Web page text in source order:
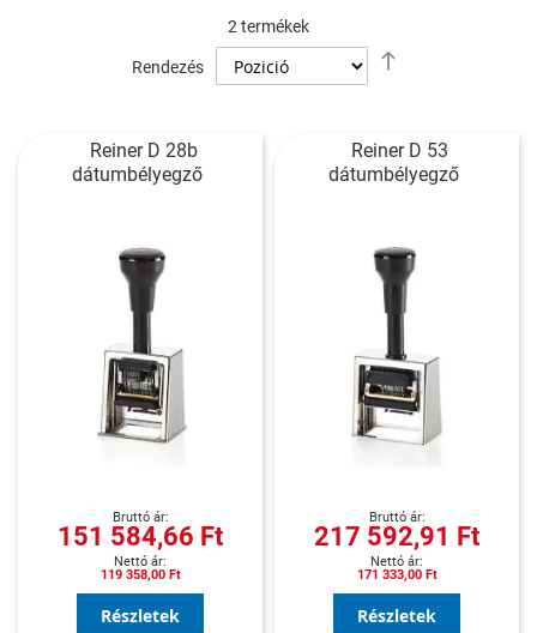
2 termékek
Rendezés
Reiner D 28b
dátumbélyegző
151 584,66 Ft
119 358,00 Ft
Részletek
Reiner D 53
dátumbélyegző
217 592,91 Ft
171 333,00 Ft
Részletek